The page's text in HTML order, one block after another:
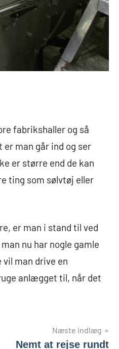
fabrikshaller og så
man går ind og ser
er større end de kan
ting som sølvtøj eller
er man i stand til ved
nu har nogle gamle
man drive en
anlægget til, når det
Næste indlæg
Nemt at rejse rundt